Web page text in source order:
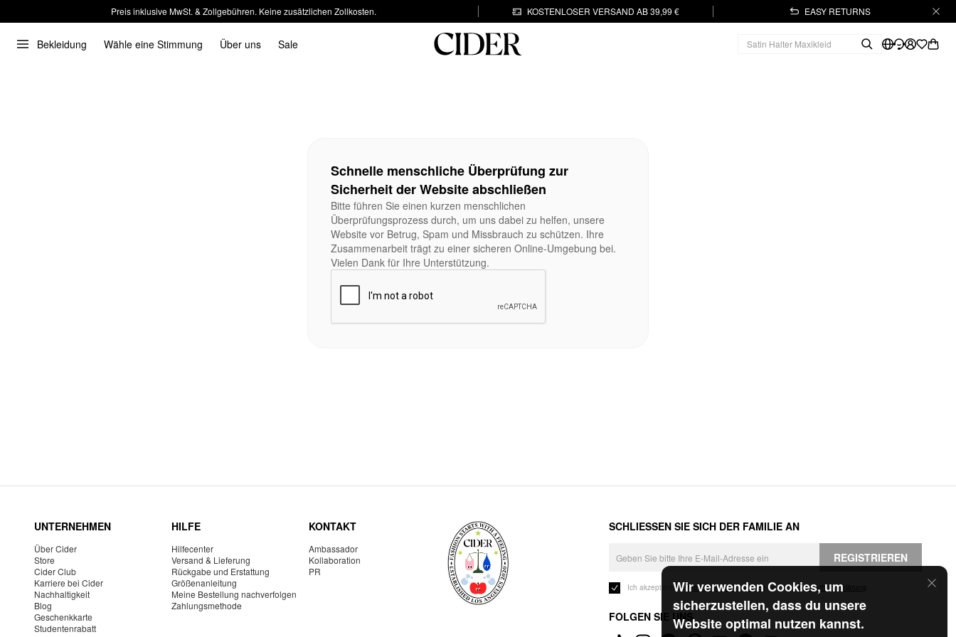
Preis inklusive MwSt. & Zollgebühren. Keine zusätzlichen Zollkosten. KOSTENLOSER VERSAND AB 39,99 € EASY RETURNS
Bekleidung Wähle eine Stimmung Über uns Sale
Wir verwenden Cookies, um
sicherzustellen, dass du unsere
Website optimal nutzen kannst.
Schnelle menschliche Überprüfung zur
Sicherheit der Website abschließen
Bitte führen Sie einen kurzen menschlichen
Überprüfungsprozess durch, um uns dabei zu helfen, unsere
Website vor Betrug, Spam und Missbrauch zu schützen. Ihre
Zusammenarbeit trägt zu einer sicheren Online-Umgebung bei.
Vielen Dank für Ihre Unterstützung.
UNTERNEHMEN
Über Cider
Store
Cider Club
Karriere bei Cider
Nachhaltigkeit
Blog
Geschenkkarte
Studentenrabatt
HILFE
Hilfecenter
Versand & Lieferung
Rückgabe und Erstattung
Größenanleitung
Meine Bestellung nachverfolgen
Zahlungsmethode
KONTAKT
Ambassador
Kollaboration
PR
SCHLIESSEN SIE SICH DER FAMILIE AN
REGISTRIEREN
Ich akzeptiere dieGeschäftsbedingungen und die Datenschutzerklärung
FOLGEN SIE UNS